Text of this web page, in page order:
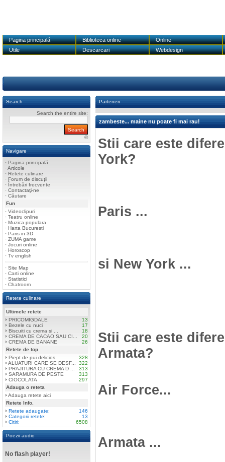
Pagina principală Biblioteca online
Online
Utile
Descarcari Webdesign
Search
Search the entire site:
©
Navigare
· Pagina principală
· Articole
· Retete culinare
· Forum de discuţii
· Întrebări frecvente
· Contactaţi-ne
· Căutare
Fun
· Videoclipuri
· Teatru online
· Muzica populara
· Harta Bucuresti
· Paris in 3D
· ZUMA game
· Jocuri online
· Horoscop
· Tv english
· Site Map
· Carti online
· Statistici
· Chatroom
Retete culinare
Ultimele retete
PRICOMIGDALE
13
Bezele cu nuci
17
Biscuiti cu crema si ...
18
CREMA DE CACAO SAU CI...
20
CREMA DE BANANE
26
Retete de top
Piept de pui delicios
328
ALUATURI CARE SE DESF...
322
PRAJITURA CU CREMA D ...
313
SARAMURA DE PESTE
313
CIOCOLATA
297
Adauga o reteta
Adauga retete aici
Retete Info.
Retete adaugate:
146
Categorii retete:
13
Citiri:
6508
Poezii audio
No flash player!
Parteneri
zambeste... maine nu poate fi mai rau!
Stii care este
York?
Paris ...
si New York ...
Stii care este
Armata?
Air Force...
Armata ...